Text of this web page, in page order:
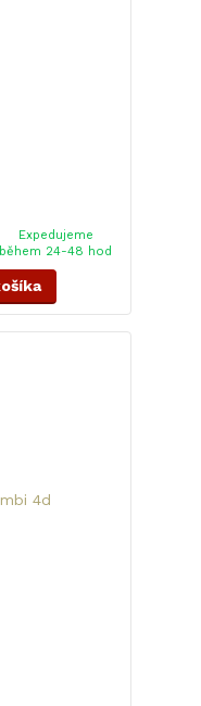
Expedujeme
během 24-48 hod